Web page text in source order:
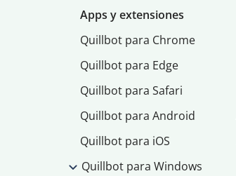
Apps y extensiones
Quillbot para Chrome
Quillbot para Edge
Quillbot para Safari
Quillbot para Android
Quillbot para iOS
Quillbot para Windows